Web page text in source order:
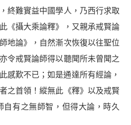
終難實益中國學人，乃西行求取
《攝大乘論釋》，又親承戒賢論
地論》，自然漸次恢復以往聖位
令戒賢論師得以聽聞所未曾聞之
感歎不已；如是通達所有經論，
之首領！縱無此《釋》以及戒賢
有之無師智，但得大論，時久